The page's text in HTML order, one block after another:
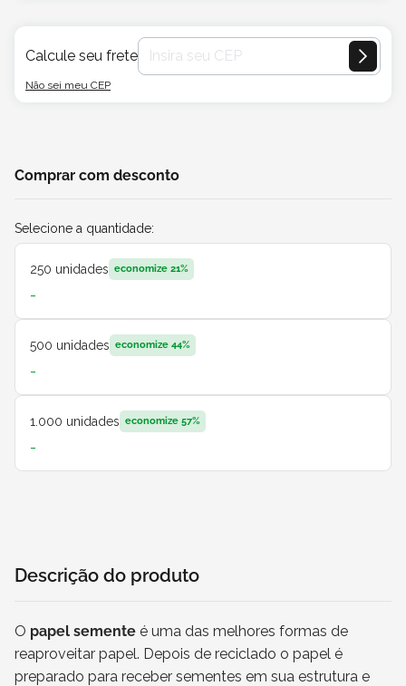
Calcule seu frete
Não sei meu CEP
Comprar com desconto
Selecione a quantidade:
250 unidades economize 21%
-
500 unidades economize 44%
-
1.000 unidades economize 57%
-
Descrição do produto
O papel semente é uma das melhores formas de
reaproveitar papel. Depois de reciclado o papel é
preparado para receber sementes em sua estrutura e